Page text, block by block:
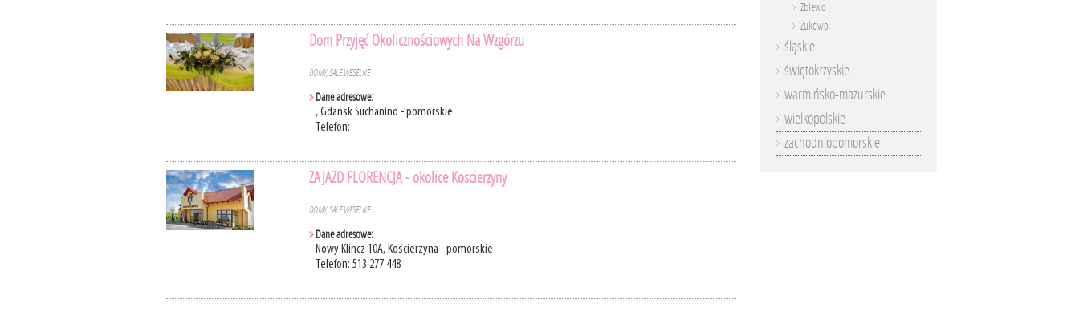
Dom Przyjęć Okolicznościowych Na Wzgórzu
DOMY, SALE WESELNE
Dane adresowe:
, Gdańsk Suchanino - pomorskie
Telefon:
ZAJAZD FLORENCJA - okolice Koscierzyny
DOMY, SALE WESELNE
Dane adresowe:
Nowy Klincz 10A, Kościerzyna - pomorskie
Telefon: 513 277 448
Zblewo
Żukowo
śląskie
świętokrzyskie
warmińsko-mazurskie
wielkopolskie
zachodniopomorskie